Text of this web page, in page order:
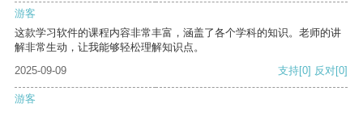
游客
这款学习软件的课程内容非常丰富，涵盖了各个学科的知识。老师的讲
解非常生动，让我能够轻松理解知识点。
2025-09-09
支持[0] 反对[0]
游客